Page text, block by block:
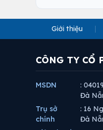
Giới thiệu
CÔNG TY CỔ
MSDN
:
Đà
Trụ sở
chính
: 16
Đà